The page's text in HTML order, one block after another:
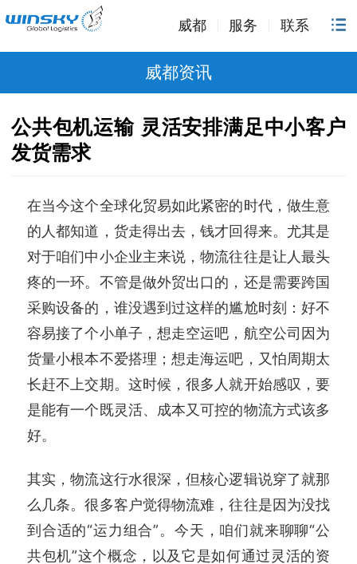
威都 服务 联系
威都资讯
公共包机运输 灵活安排满足中小客户
发货需求
在当今这个全球化贸易如此紧密的时代，做生意
的人都知道，货走得出去，钱才回得来。尤其是
对于咱们中小企业主来说，物流往往是让人最头
疼的一环。不管是做外贸出口的，还是需要跨国
采购设备的，谁没遇到过这样的尴尬时刻：好不
容易接了个小单子，想走空运吧，航空公司因为
货量小根本不爱搭理；想走海运吧，又怕周期太
长赶不上交期。这时候，很多人就开始感叹，要
是能有一个既灵活、成本又可控的物流方式该多
好。
其实，物流这行水很深，但核心逻辑说穿了就那
么几条。很多客户觉得物流难，往往是因为没找
到合适的“运力组合”。今天，咱们就来聊聊“公
共包机”这个概念，以及它是如何通过灵活的资